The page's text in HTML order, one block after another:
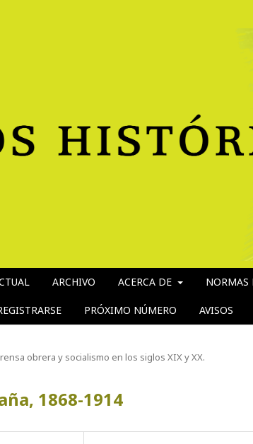
ARCHIVO ACERCA DE NORMAS
PRÓXIMO NÚMERO AVISOS
obrera y socialismo en los siglos XIX y XX.
1868-1914